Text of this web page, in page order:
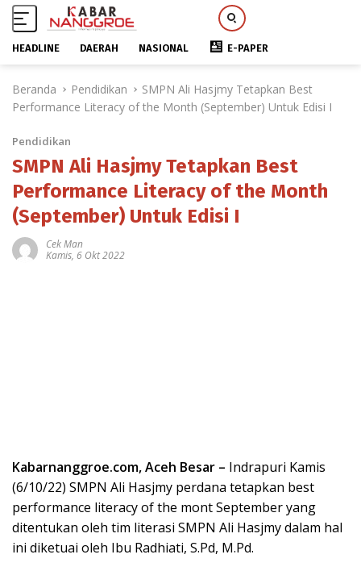
HEADLINE DAERAH NASIONAL E-PAPER
Beranda Pendidikan
SMPN Ali Hasjmy Tetapkan Best
Performance Literacy of the Month (September) Untuk Edisi I
Pendidikan
SMPN Ali Hasjmy Tetapkan Best
Performance Literacy of the Month
(September) Untuk Edisi I
Cek Man
Kamis, 6 Okt 2022
Kabarnanggroe.com, Aceh Besar – Indrapuri Kamis
(6/10/22) SMPN Ali Hasjmy perdana tetapkan best
performance literacy of the mont September yang
ditentukan oleh tim literasi SMPN Ali Hasjmy dalam hal
ini diketuai oleh Ibu Radhiati, S.Pd, M.Pd.